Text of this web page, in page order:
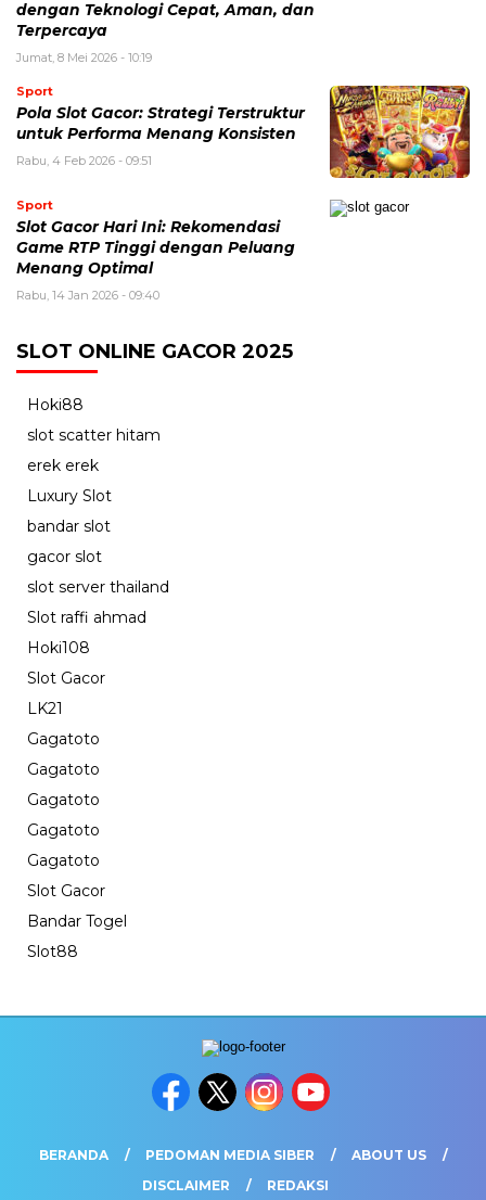
dengan Teknologi Cepat, Aman, dan
Terpercaya
Jumat, 8 Mei 2026 - 10:19
Sport
Pola Slot Gacor: Strategi Terstruktur
untuk Performa Menang Konsisten
Rabu, 4 Feb 2026 - 09:51
Sport
Slot Gacor Hari Ini: Rekomendasi
Game RTP Tinggi dengan Peluang
Menang Optimal
Rabu, 14 Jan 2026 - 09:40
SLOT ONLINE GACOR 2025
Hoki88
slot scatter hitam
erek erek
Luxury Slot
bandar slot
gacor slot
slot server thailand
Slot raffi ahmad
Hoki108
Slot Gacor
LK21
Gagatoto
Gagatoto
Gagatoto
Gagatoto
Gagatoto
Slot Gacor
Bandar Togel
Slot88
BERANDA PEDOMAN MEDIA SIBER
ABOUT US
DISCLAIMER
REDAKSI